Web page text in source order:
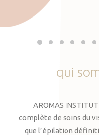
qui
AROMAS
complète de soins du
que l’épilation